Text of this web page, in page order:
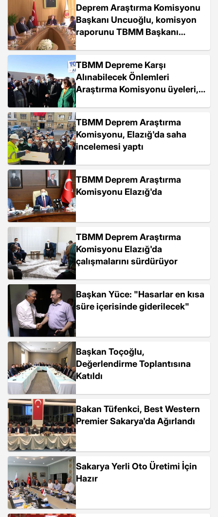
Deprem Araştırma Komisyonu
Başkanı Uncuoğlu, komisyon
raporunu TBMM Başkanı
TBMM Depreme Karşı
Alınabilecek Önlemleri
Araştırma Komisyonu üyeleri,
TBMM Deprem Araştırma
Komisyonu, Elazığ'da saha
incelemesi yaptı
TBMM Deprem Araştırma
Komisyonu Elazığ'da
TBMM Deprem Araştırma
Komisyonu Elazığ'da
çalışmalarını sürdürüyor
Başkan Yüce: "Hasarlar en kısa
süre içerisinde giderilecek"
Başkan Toçoğlu,
Değerlendirme Toplantısına
Katıldı
Bakan Tüfenkci, Best Western
Premier Sakarya'da Ağırlandı
Sakarya Yerli Oto Üretimi İçin
Hazır